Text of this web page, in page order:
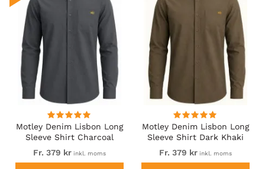
Motley Denim Lisbon Long
Sleeve Shirt Charcoal
Fr. 379 krinkl. moms
Motley Denim Lisbon Long
Sleeve Shirt Dark Khaki
Fr. 379 kr inkl. moms